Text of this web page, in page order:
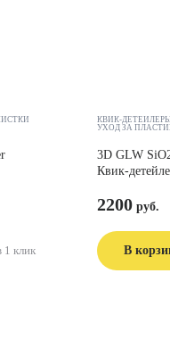
1 клик
КВИК-
УХОД ЗА
3D GLW
Квик-
2200
В